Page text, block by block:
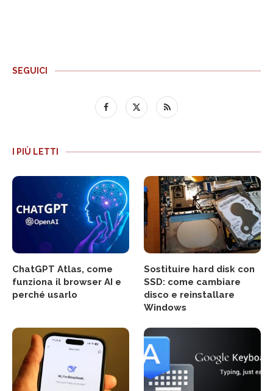
SEGUICI
I PIÙ LETTI
ChatGPT Atlas, come
funziona il browser AI e
perché usarlo
Sostituire hard disk con
SSD: come cambiare
disco e reinstallare
Windows